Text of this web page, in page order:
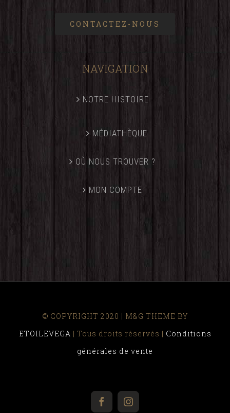
CONTACTEZ-NOUS
NAVIGATION
NOTRE HISTOIRE
MÉDIATHÈQUE
OÙ NOUS TROUVER ?
MON COMPTE
© COPYRIGHT 2020 | M&G THEME BY
ETOILEVEGA | Tous droits réservés | Conditions
générales de vente
facebook instagram